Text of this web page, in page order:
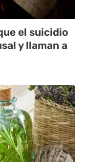
el suicidio
y llaman a